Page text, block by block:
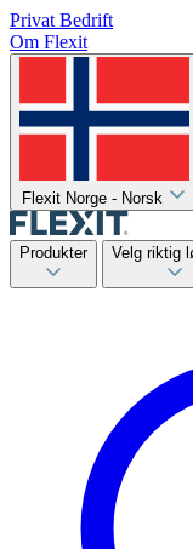
Privat Bedrift
Om Flexit
Flexit Norge - Norsk
Produkter Velg riktig